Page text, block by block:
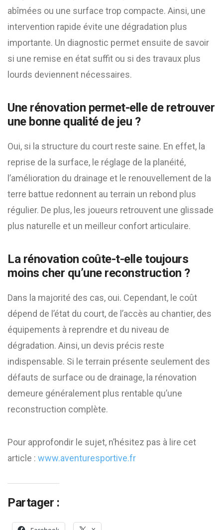
abîmées ou une surface trop compacte. Ainsi, une
intervention rapide évite une dégradation plus
importante. Un diagnostic permet ensuite de savoir
si une remise en état suffit ou si des travaux plus
lourds deviennent nécessaires.
Une rénovation permet-elle de retrouver
une bonne qualité de jeu ?
Oui, si la structure du court reste saine. En effet, la
reprise de la surface, le réglage de la planéité,
l’amélioration du drainage et le renouvellement de la
terre battue redonnent au terrain un rebond plus
régulier. De plus, les joueurs retrouvent une glissade
plus naturelle et un meilleur confort articulaire.
La rénovation coûte-t-elle toujours
moins cher qu’une reconstruction ?
Dans la majorité des cas, oui. Cependant, le coût
dépend de l’état du court, de l’accès au chantier, des
équipements à reprendre et du niveau de
dégradation. Ainsi, un devis précis reste
indispensable. Si le terrain présente seulement des
défauts de surface ou de drainage, la rénovation
demeure généralement plus rentable qu’une
reconstruction complète.
Pour approfondir le sujet, n’hésitez pas à lire cet
article : www.aventuresportive.fr
Partager :